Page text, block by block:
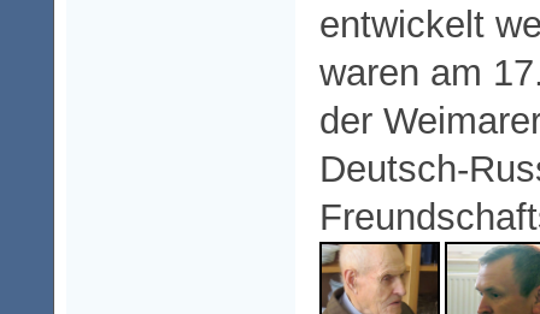
entwickelt
waren am
der
Deutsch-